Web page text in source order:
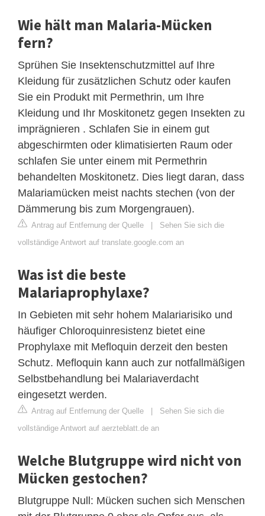
Wie hält man Malaria-Mücken
fern?
Sprühen Sie Insektenschutzmittel auf Ihre
Kleidung für zusätzlichen Schutz oder kaufen
Sie ein Produkt mit Permethrin, um Ihre
Kleidung und Ihr Moskitonetz gegen Insekten zu
imprägnieren . Schlafen Sie in einem gut
abgeschirmten oder klimatisierten Raum oder
schlafen Sie unter einem mit Permethrin
behandelten Moskitonetz. Dies liegt daran, dass
Malariamücken meist nachts stechen (von der
Dämmerung bis zum Morgengrauen).
Antrag auf Entfernung der Quelle | Sehen Sie sich die
vollständige Antwort auf translate.google.com an
Was ist die beste
Malariaprophylaxe?
In Gebieten mit sehr hohem Malariarisiko und
häufiger Chloroquinresistenz bietet eine
Prophylaxe mit Mefloquin derzeit den besten
Schutz. Mefloquin kann auch zur notfallmäßigen
Selbstbehandlung bei Malariaverdacht
eingesetzt werden.
Antrag auf Entfernung der Quelle | Sehen Sie sich die
vollständige Antwort auf aerzteblatt.de an
Welche Blutgruppe wird nicht von
Mücken gestochen?
Blutgruppe Null: Mücken suchen sich Menschen